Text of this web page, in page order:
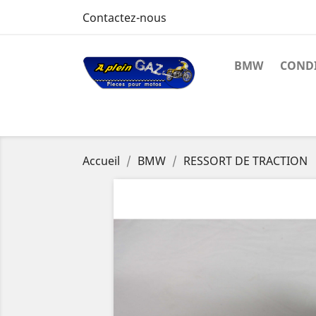
Contactez-nous
BMW
Accueil BMW RESSORT DE TRACTION